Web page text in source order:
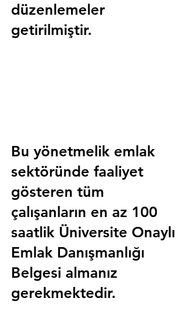
düzenlemeler
getirilmiştir.
Bu yönetmelik emlak
sektöründe faaliyet
gösteren tüm
çalışanların en az 100
saatlik Üniversite Onaylı
Emlak Danışmanlığı
Belgesi almanız
gerekmektedir.